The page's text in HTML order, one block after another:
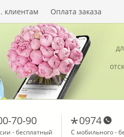
клиентам Оплата заказа
70-90
- бесплатный
0974
С мобильного -